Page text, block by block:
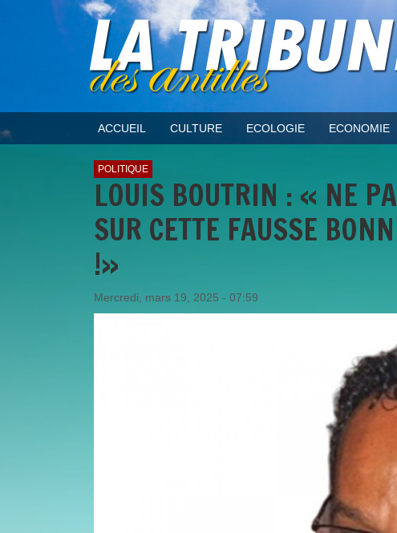
ACCUEIL CULTURE ECOLOGIE ECONOMIE
POLITIQUE
LOUIS BOUTRIN : « NE
SUR CETTE FAUSSE
!»
Mercredi, mars 19, 2025 - 07:59